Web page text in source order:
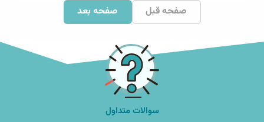
صفحه قبل صفحه بعد
سوالات متداول